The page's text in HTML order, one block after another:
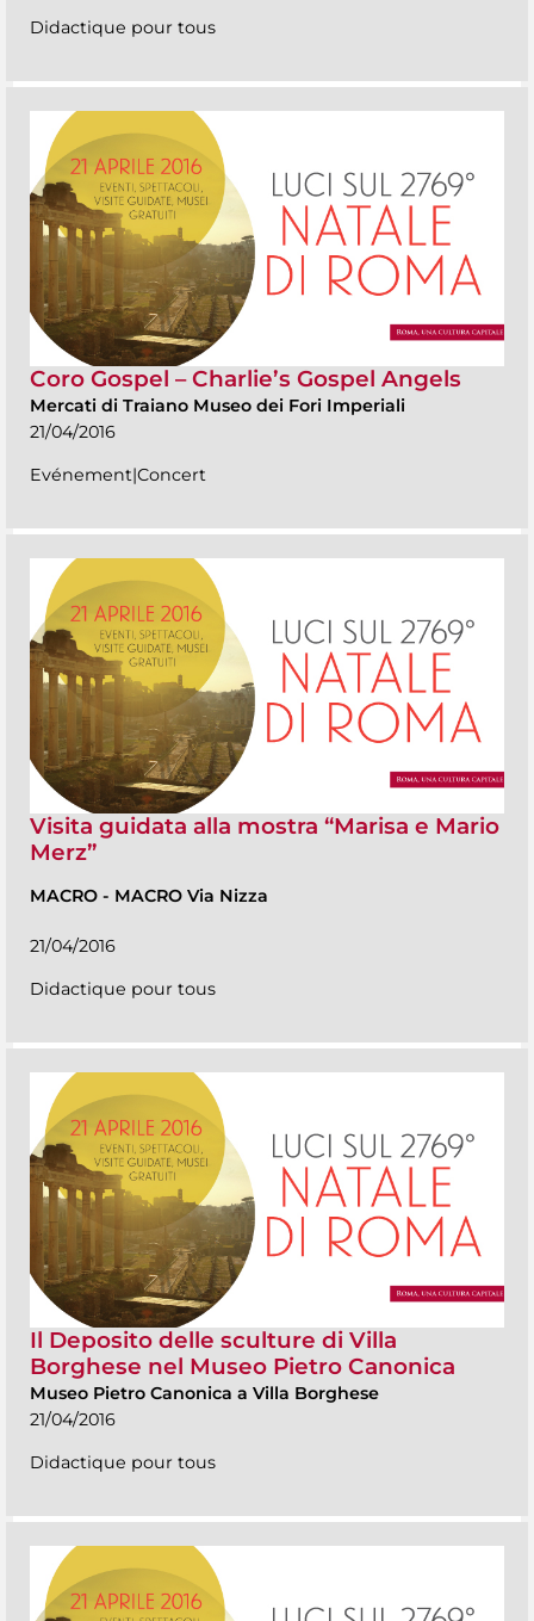
Didactique pour tous
Coro Gospel – Charlie’s Gospel Angels
Mercati di Traiano Museo dei Fori Imperiali
21/04/2016
Evénement|Concert
Visita guidata alla mostra “Marisa e Mario
Merz”
MACRO - MACRO Via Nizza
21/04/2016
Didactique pour tous
Il Deposito delle sculture di Villa
Borghese nel Museo Pietro Canonica
Museo Pietro Canonica a Villa Borghese
21/04/2016
Didactique pour tous